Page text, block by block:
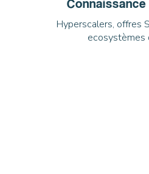
Hyperscalers, offres
ecosystèmes